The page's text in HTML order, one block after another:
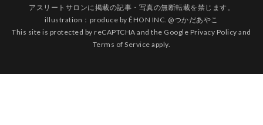
アスリートサロンに掲載の記事・写真の無断転載を禁じます。
illustration：produce by ÉHON INC. @つかだあやこ
This site is protected by reCAPTCHA and the Google Privacy Policy and
Terms of Service apply.